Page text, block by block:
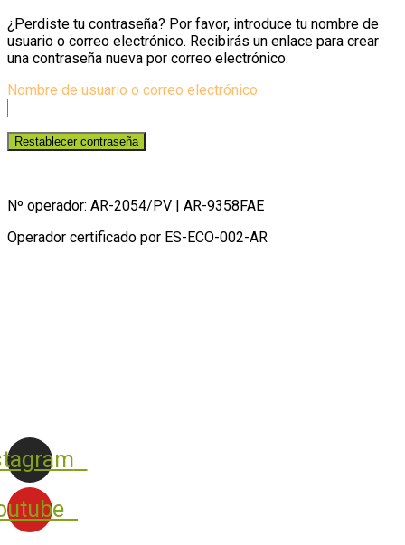
¿Perdiste tu contraseña? Por favor, introduce tu nombre de
usuario o correo electrónico. Recibirás un enlace para crear
una contraseña nueva por correo electrónico.
Nombre de usuario o correo electrónico
Restablecer contraseña
Nº operador: AR-2054/PV | AR-9358FAE
Operador certificado por ES-ECO-002-AR